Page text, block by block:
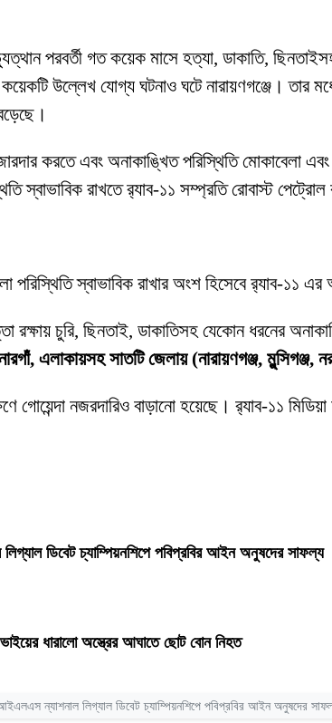
পরবর্তী গত কয়েক মাসে হত্যা, ডাকাতি,
কয়েকটি উল্লেখ যোগ্য ঘটনাও ঘটে নারায়ণগঞ্জে।
করতে এবং অনাকাঙ্খিত পরিস্থিতি মোকাবেলা এবং
স্বাভাবিক রাখতে র‌্যাব-১১ সম্প্রতি রোবাস্ট
পরিস্থিতি স্বাভাবিক রাখার অংশ হিসেবে র‌্যাব-১১
রক্ষায় চুরি, ছিনতাই, ডাকাতিসহ যেকোন ধরনের
এলাকায়সহ সাতটি জেলায় (নারায়ণগঞ্জ, মুন্সিগঞ্জ,
গোয়েন্দা নজরদারিও বাড়ানো হয়েছে। র‌্যাব-১১
ডিবেট চ্যাম্পিয়নশিপে পবিপ্রবির আইন অনুষদের সাফল্য
ধারালো অস্ত্রের আঘাতে ছোট বোন নিহত
ন্যাশনাল লিগ্যাল ডিবেট চ্যাম্পিয়নশিপে পবিপ্রবির আইন অনুষদের